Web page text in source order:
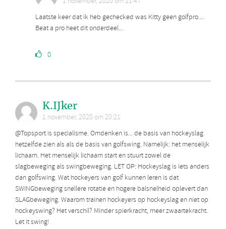
Laatste keer dat ik heb gechecked was Kitty geen golfpro....
Beat a pro heet dit onderdeel...
0
K.IJker
1 november, 2020 om 20:21
@Topsport is specialisme. Omdenken is... de basis van hockeyslag
hetzelfde zien als als de basis van golfswing. Namelijk: het menselijk
lichaam. Het menselijk lichaam start en stuurt zowel de
slagbeweging als swingbeweging. LET OP: Hockeyslag is iets anders
dan golfswing. Wat hockeyers van golf kunnen leren is dat
SWINGbeweging snellere rotatie en hogere balsnelheid oplevert dan
SLAGbeweging. Waarom trainen hockeyers op hockeyslag en niet op
hockeyswing? Het verschil? Minder spierkracht, meer zwaartekracht.
Let it swing!